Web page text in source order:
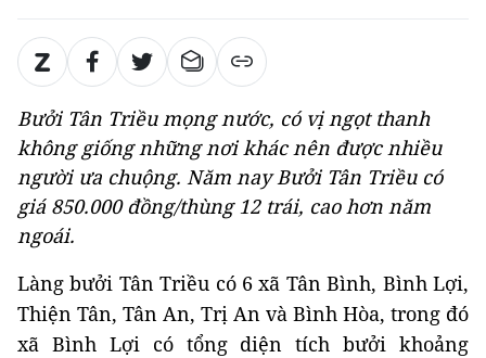
Bưởi Tân Triều mọng nước, có vị ngọt thanh
không giống những nơi khác nên được nhiều
người ưa chuộng. Năm nay Bưởi Tân Triều có
giá 850.000 đồng/thùng 12 trái, cao hơn năm
ngoái.
Làng bưởi Tân Triều có 6 xã Tân Bình, Bình Lợi,
Thiện Tân, Tân An, Trị An và Bình Hòa, trong đó
xã Bình Lợi có tổng diện tích bưởi khoảng